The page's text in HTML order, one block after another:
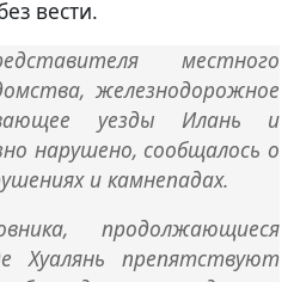
вести.
местного
железнодорожное
уезды Илань и
нарушено, сообщалось о
и камнепадах.
продолжающиеся
Хуалянь препятствуют